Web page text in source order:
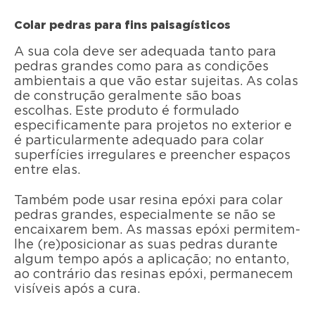
Colar pedras para fins paisagísticos
A sua cola deve ser adequada tanto para
pedras grandes como para as condições
ambientais a que vão estar sujeitas. As colas
de construção geralmente são boas
escolhas. Este produto é formulado
especificamente para projetos no exterior e
é particularmente adequado para colar
superfícies irregulares e preencher espaços
entre elas.
Também pode usar resina epóxi para colar
pedras grandes, especialmente se não se
encaixarem bem. As massas epóxi permitem-
lhe (re)posicionar as suas pedras durante
algum tempo após a aplicação; no entanto,
ao contrário das resinas epóxi, permanecem
visíveis após a cura.